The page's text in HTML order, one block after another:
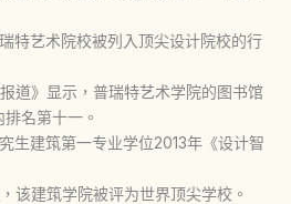
特艺术院校被列入顶尖设计院校的行
道》显示，普瑞特艺术学院的图书馆
名第十一。
生建筑第一专业学位2013年《设计智
该建筑学院被评为世界顶尖学校。